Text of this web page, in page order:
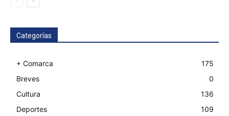
Categorías
+ Comarca
175
Breves
0
Cultura
136
Deportes
109